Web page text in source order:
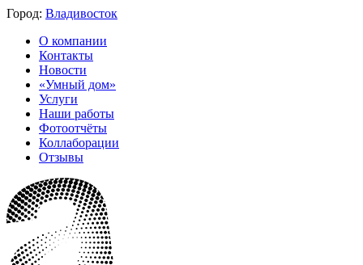
Город: Владивосток
О компании
Контакты
Новости
«Умный дом»
Услуги
Наши работы
Фотоотчёты
Коллаборации
Отзывы